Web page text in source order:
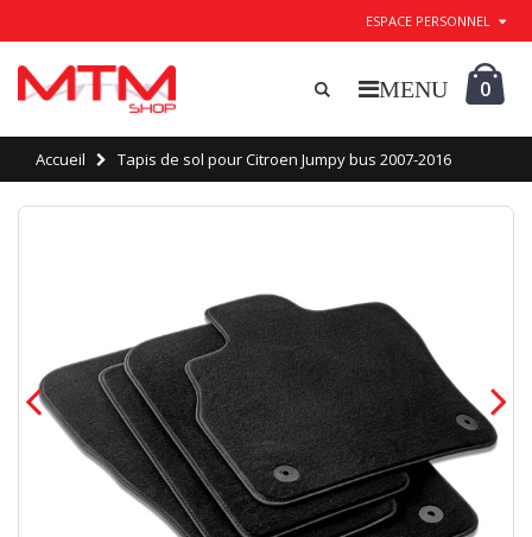
ESPACE PERSONNEL
0
Accueil Tapis de sol pour Citroen Jumpy bus 2007-2016